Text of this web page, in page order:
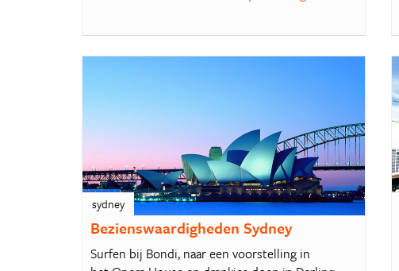
sydney
Bezienswaardigheden Sydney
Surfen bij Bondi, naar een voorstelling in